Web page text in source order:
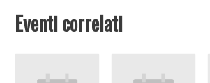
Eventi correlati